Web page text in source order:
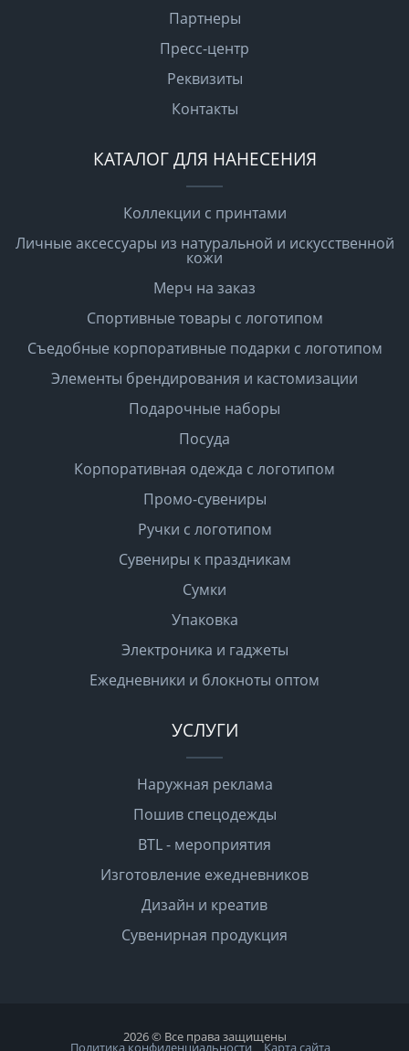
Партнеры
Пресс-центр
Реквизиты
Контакты
КАТАЛОГ ДЛЯ НАНЕСЕНИЯ
Коллекции с принтами
Личные аксессуары из натуральной и искусственной
кожи
Мерч на заказ
Спортивные товары с логотипом
Съедобные корпоративные подарки с логотипом
Элементы брендирования и кастомизации
Подарочные наборы
Посуда
Корпоративная одежда с логотипом
Промо-сувениры
Ручки с логотипом
Сувениры к праздникам
Сумки
Упаковка
Электроника и гаджеты
Ежедневники и блокноты оптом
УСЛУГИ
Наружная реклама
Пошив спецодежды
BTL - мероприятия
Изготовление ежедневников
Дизайн и креатив
Сувенирная продукция
2026 © Все права защищены
Политика конфиденциальности Карта сайта